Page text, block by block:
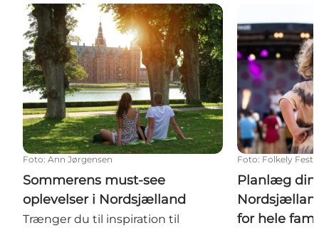
Sommerens must-see oplevelser i Nordsjælland
Foto: Ann Jørgensen
Sommerens must-see
oplevelser i Nordsjælland
Trænger du til inspiration til
Foto: Folkely
Planlæg din
for hele